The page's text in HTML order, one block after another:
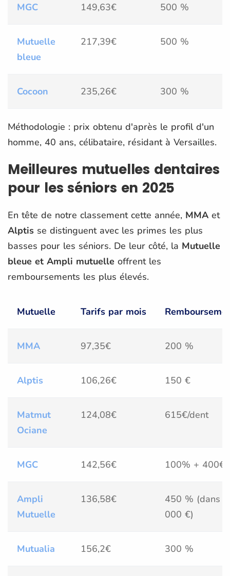
MGC 149,63€ 500 %
Mutuelle
bleue
217,39€ 500 %
Cocoon 235,26€ 300 %
Méthodologie : prix obtenu d'après le profil d'un
homme, 40 ans, célibataire, résidant à Versailles.
Meilleures mutuelles dentaires
pour les séniors en 2025
En tête de notre classement cette année, MMA et
Alptis se distinguent avec les primes les plus
basses pour les séniors. De leur côté, la Mutuelle
bleue et Ampli mutuelle offrent les
remboursements les plus élevés.
Mutuelle Tarifs par mois
MMA 97,35€ 200 %
Alptis 106,26€ 150 €
Matmut
Ociane
124,08€ 615€/dent
MGC 142,56€ 100% + 400€
Ampli
Mutuelle
136,58€
450 % (dans
000 €)
Mutualia 156,2€ 300 %